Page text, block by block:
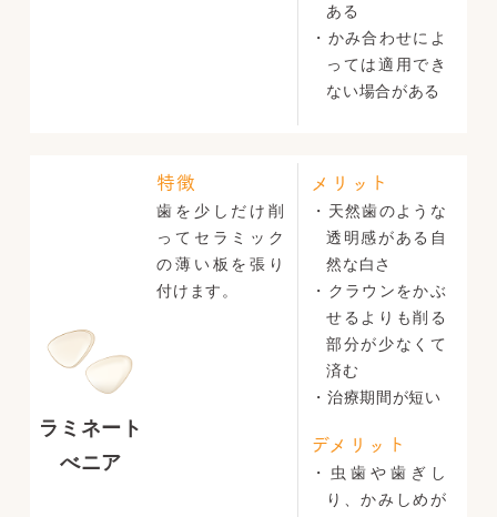
ある
・かみ合わせによ
っては適用でき
ない場合がある
ラミネート
べニア
特徴
歯を少しだけ削
ってセラミック
の薄い板を張り
付けます。
メリット
・天然歯のような
透明感がある自
然な白さ
・クラウンをかぶ
せるよりも削る
部分が少なくて
済む
・治療期間が短い
デメリット
・虫歯や歯ぎし
り、かみしめが